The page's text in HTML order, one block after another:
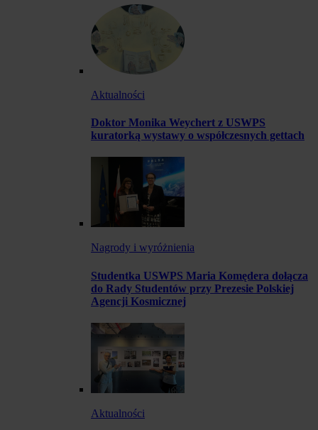
Aktualności
Doktor Monika Weychert z USWPS
kuratorką wystawy o współczesnych gettach
Nagrody i wyróżnienia
Studentka USWPS Maria Komędera dołącza
do Rady Studentów przy Prezesie Polskiej
Agencji Kosmicznej
Aktualności